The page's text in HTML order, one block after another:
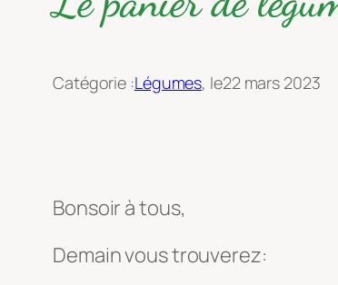
Catégorie :Légumes, le22 mars 2023
Bonsoir à tous,
Demain vous trouverez: